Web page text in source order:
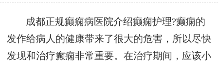
成都正规癫痫病医院介绍癫痫护理?癫痫的
发作给病人的健康带来了很大的危害，所以尽快
发现和治疗癫痫非常重要。在治疗期间，应该小